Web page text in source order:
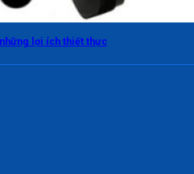
lợi ích thiết thực